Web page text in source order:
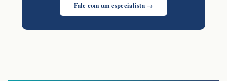
Fale com um especialista →